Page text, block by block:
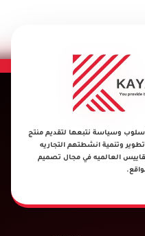
وسياسة نتبعها لتقديم منتج
وتنمية انشطتهم التجاريه
العالميه في مجال تصميم